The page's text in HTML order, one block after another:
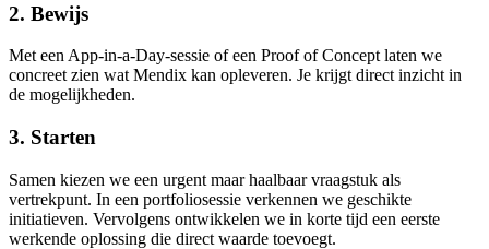
2. Bewijs
Met een App-in-a-Day-sessie of een Proof of Concept laten we
concreet zien wat Mendix kan opleveren. Je krijgt direct inzicht in
de mogelijkheden.
3. Starten
Samen kiezen we een urgent maar haalbaar vraagstuk als
vertrekpunt. In een portfoliosessie verkennen we geschikte
initiatieven. Vervolgens ontwikkelen we in korte tijd een eerste
werkende oplossing die direct waarde toevoegt.